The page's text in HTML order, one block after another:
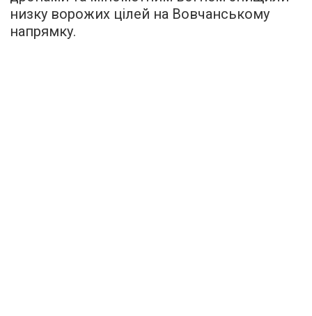
низку ворожих цілей на Вовчанському
напрямку.